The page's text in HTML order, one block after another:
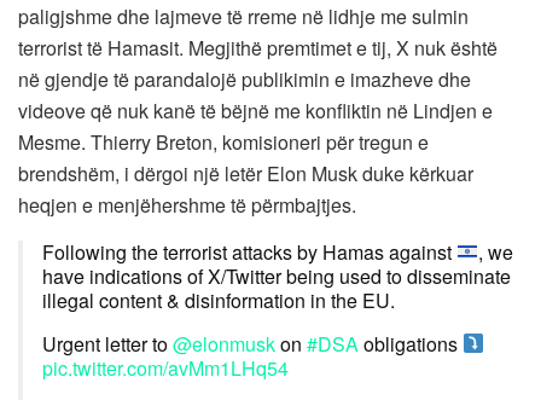
paligjshme dhe lajmeve të rreme në lidhje me sulmin
terrorist të Hamasit. Megjithë premtimet e tij, X nuk është
në gjendje të parandalojë publikimin e imazheve dhe
videove që nuk kanë të bëjnë me konfliktin në Lindjen e
Mesme. Thierry Breton, komisioneri për tregun e
brendshëm, i dërgoi një letër Elon Musk duke kërkuar
heqjen e menjëhershme të përmbajtjes.
Following the terrorist attacks by Hamas against
, we
have indications of X/Twitter being used to disseminate
illegal content & disinformation in the EU.
Urgent letter to@elonmuskon #DSAobligations
pic.twitter.com/avMm1LHq54